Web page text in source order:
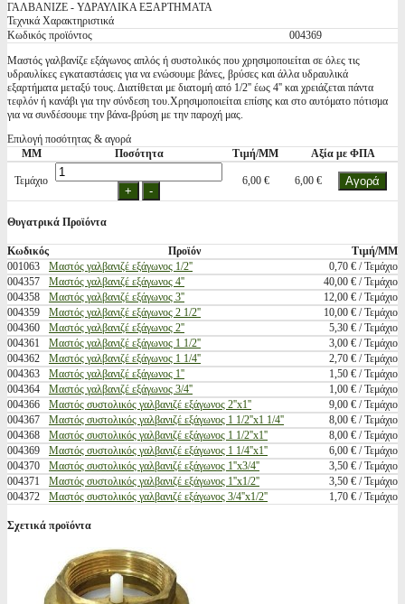
ΓΑΛΒΑΝΙΖΕ - ΥΔΡΑΥΛΙΚΑ ΕΞΑΡΤΗΜΑΤΑ
Τεχνικά Χαρακτηριστικά
Κωδικός προϊόντος
004369
Μαστός γαλβανίζε εξάγωνος απλός ή συστολικός που χρησιμοποιείται σε όλες τις
υδραυλίκες εγκαταστάσεις για να ενώσουμε βάνες, βρύσες και άλλα υδραυλικά
εξαρτήματα μεταξύ τους. Διατίθεται με διατομή από 1/2'' έως 4'' και χρειάζεται πάντα
τεφλόν ή κανάβι για την σύνδεση του.Χρησιμοποιείται επίσης και στο αυτόματο πότισμα
για να συνδέσουμε την βάνα-βρύση με την παροχή μας.
Επιλογή ποσότητας & αγορά
ΜΜ
Ποσότητα Τιμή/ΜΜ Αξία με ΦΠΑ
Τεμάχιο 6,00 € 6,00 €
Θυγατρικά Προϊόντα
Κωδικός Προϊόν
Τιμή/ΜΜ
001063
Μαστός γαλβανιζέ εξάγωνος 1/2''
0,70 € / Τεμάχιο
004357
Μαστός γαλβανιζέ εξάγωνος 4''
40,00 € / Τεμάχιο
004358
Μαστός γαλβανιζέ εξάγωνος 3''
12,00 € / Τεμάχιο
004359
Μαστός γαλβανιζέ εξάγωνος 2 1/2''
10,00 € / Τεμάχιο
004360
Μαστός γαλβανιζέ εξάγωνος 2''
5,30 € / Τεμάχιο
004361
Μαστός γαλβανιζέ εξάγωνος 1 1/2''
3,00 € / Τεμάχιο
004362
Μαστός γαλβανιζέ εξάγωνος 1 1/4''
2,70 € / Τεμάχιο
004363
Μαστός γαλβανιζέ εξάγωνος 1''
1,50 € / Τεμάχιο
004364
Μαστός γαλβανιζέ εξάγωνος 3/4''
1,00 € / Τεμάχιο
004366
Μαστός συστολικός γαλβανιζέ εξάγωνος 2''x1''
9,00 € / Τεμάχιο
004367
Μαστός συστολικός γαλβανιζέ εξάγωνος 1 1/2''x1 1/4''
8,00 € / Τεμάχιο
004368
Μαστός συστολικός γαλβανιζέ εξάγωνος 1 1/2''x1''
8,00 € / Τεμάχιο
004369
Μαστός συστολικός γαλβανιζέ εξάγωνος 1 1/4''x1''
6,00 € / Τεμάχιο
004370
Μαστός συστολικός γαλβανιζέ εξάγωνος 1''x3/4''
3,50 € / Τεμάχιο
004371
Μαστός συστολικός γαλβανιζέ εξάγωνος 1''x1/2''
3,50 € / Τεμάχιο
004372
Μαστός συστολικός γαλβανιζέ εξάγωνος 3/4''x1/2'' 1,70 € / Τεμάχιο
Σχετικά προϊόντα